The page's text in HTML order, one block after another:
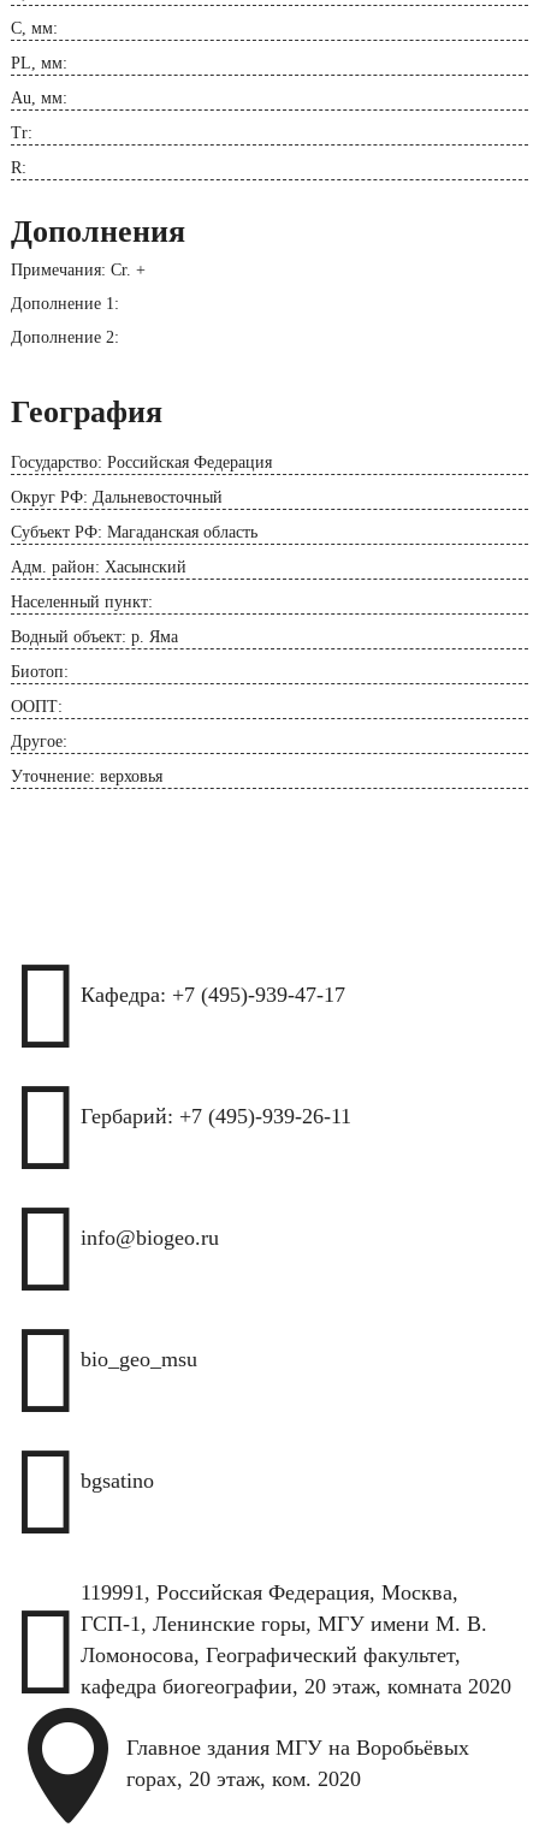
C, мм:
PL, мм:
Au, мм:
Tr:
R:
Дополнения
Примечания: Cr. +
Дополнение 1:
Дополнение 2:
География
Государство: Российская Федерация
Округ РФ: Дальневосточный
Субъект РФ: Магаданская область
Адм. район: Хасынский
Населенный пункт:
Водный объект: р. Яма
Биотоп:
ООПТ:
Другое:
Уточнение: верховья
 Кафедра: +7 (495)-939-47-17
 Гербарий: +7 (495)-939-26-11
 info@biogeo.ru
 bio_geo_msu
 bgsatino
 119991, Российская Федерация, Москва,
ГСП-1, Ленинские горы, МГУ имени М. В.
Ломоносова, Географический факультет,
кафедра биогеографии, 20 этаж, комната 2020

Главное здания МГУ на Воробьёвых
горах, 20 этаж, ком. 2020